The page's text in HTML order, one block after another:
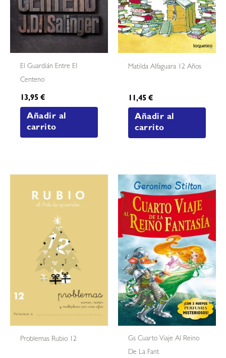
El Guardián Entre El
Centeno
13,95€
Añadir al
carrito
Matilda Alfaguara 12 Años
11,45€
Añadir al
carrito
Problemas Rubio 12
Gs Cuarto Viaje Al Reino
De La Fant